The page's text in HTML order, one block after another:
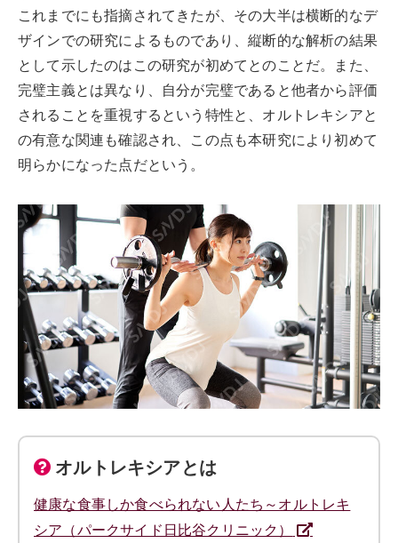
これまでにも指摘されてきたが、その大半は横断的なデ
ザインでの研究によるものであり、縦断的な解析の結果
として示したのはこの研究が初めてとのことだ。また、
完璧主義とは異なり、自分が完璧であると他者から評価
されることを重視するという特性と、オルトレキシアと
の有意な関連も確認され、この点も本研究により初めて
明らかになった点だという。
オルトレキシアとは
健康な食事しか食べられない人たち～オルトレキ
シア（パークサイド日比谷クリニック）